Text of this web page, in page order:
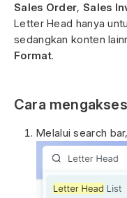
Sales Order, Sales
Letter Head hanya
sedangkan konten
Format.
Cara
Melalui search